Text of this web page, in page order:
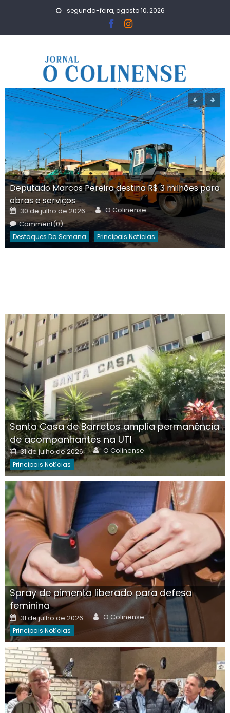
segunda-feira, agosto 10, 2026
Deputado Marcos Pereira destina R$ 3 milhões para
obras e serviços
Posted
on
30 de julho de 2026 Author
O Colinense
Comment(0)
Destaques Da Semana Principais Notícias
Santa Casa de Barretos amplia permanência
de acompanhantes na UTI
Posted
on
31 de julho de 2026 Author
O Colinense
Principais Notícias
Spray de pimenta liberado para defesa
feminina
Posted
on
31 de julho de 2026 Author
O Colinense
Principais Notícias